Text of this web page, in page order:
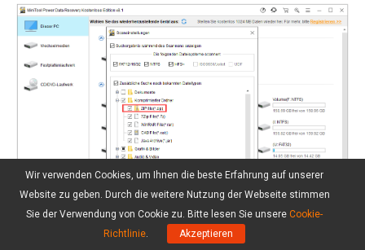
Wir verwenden Cookies, um Ihnen die beste Erfahrung auf unserer
Website zu geben. Durch die weitere Nutzung der Webseite stimmen
Sie der Verwendung von Cookie zu. Bitte lesen Sie unsere Cookie-
Richtlinie. Akzeptieren